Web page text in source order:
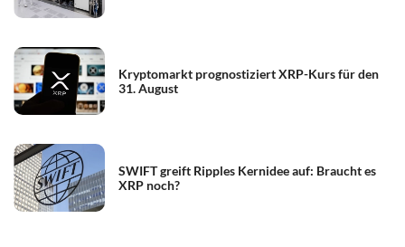
Kryptomarkt prognostiziert XRP-Kurs für den
31. August
SWIFT greift Ripples Kernidee auf: Braucht es
XRP noch?